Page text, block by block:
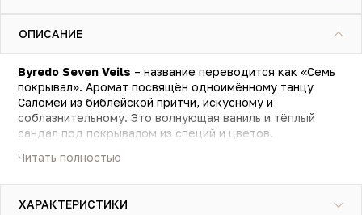
ОПИСАНИЕ
Byredo Seven Veils – название переводится как «Семь
покрывал». Аромат посвящён одноимённому танцу
Саломеи из библейской притчи, искусному и
соблазнительному. Это волнующая ваниль и тёплый
сандал под покрывалом из специй и цветов.
Ноты композиции сменяют друг друга, как покрывала,
пылкое цветочное сердце из орхидеи, розы и вистерии,
Читать полностью
ХАРАКТЕРИСТИКИ